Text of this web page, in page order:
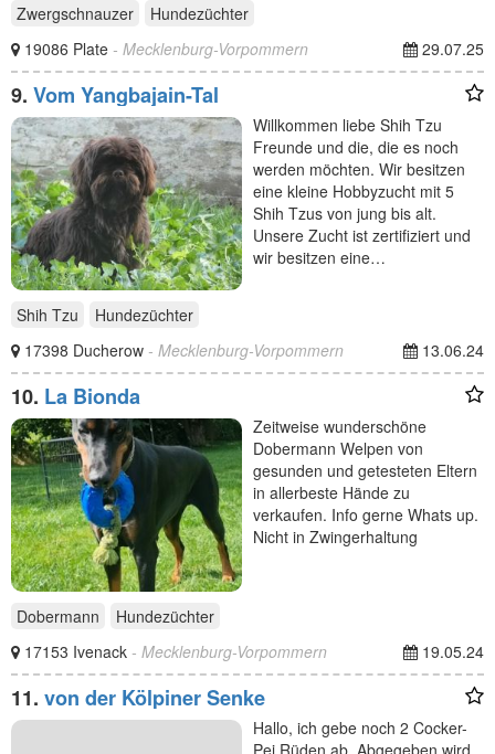
Zwergschnauzer
Hundezüchter
19086 Plate - Mecklenburg-Vorpommern 29.07.25
9. Vom Yangbajain-Tal
Willkommen liebe Shih Tzu
Freunde und die, die es noch
werden möchten. Wir besitzen
eine kleine Hobbyzucht mit 5
Shih Tzus von jung bis alt.
Unsere Zucht ist zertifiziert und
wir besitzen eine…
Shih Tzu
Hundezüchter
17398 Ducherow - Mecklenburg-Vorpommern 13.06.24
10. La Bionda
Zeitweise wunderschöne
Dobermann Welpen von
gesunden und getesteten Eltern
in allerbeste Hände zu
verkaufen. Info gerne Whats up.
Nicht in Zwingerhaltung
Dobermann
Hundezüchter
17153 Ivenack - Mecklenburg-Vorpommern 19.05.24
11. von der Kölpiner Senke
Hallo, ich gebe noch 2 Cocker-
Pei Rüden ab. Abgegeben wird